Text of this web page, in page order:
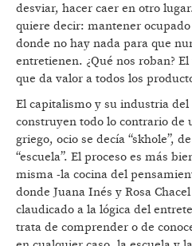
desviar, hacer caer en otro
quiere decir: mantener
donde no hay nada para que
entretienen. ¿Qué nos roban?
que da valor a todos los
El capitalismo y su industria
construyen todo lo contrario de
griego, ocio se decía “skhole”,
“escuela”. El proceso es más
misma -la cocina del
donde Juana Inés y Rosa
claudicado a la lógica del
trata de comprender o de